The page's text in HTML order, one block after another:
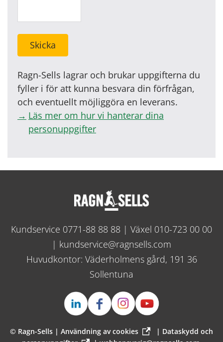
Skicka
Ragn-Sells lagrar och brukar uppgifterna du
fyller i för att kunna besvara din förfrågan,
och eventuellt möjliggöra en leverans.
Läs mer om hur vi hanterar dina
personuppgifter
Kundservice 0771-88 88 88 | Växel 010-723 00 00
| kundservice@ragnsells.com
Huvudkontor: Väderholmens gård, 191 36
Sollentuna
© Ragn-Sells | Användning av cookies | Dataskydd och